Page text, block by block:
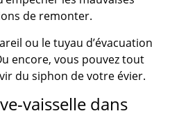
de remonter.
ou le tuyau d’évacuation
encore, vous pouvez tout
du siphon de votre évier.
vaisselle dans